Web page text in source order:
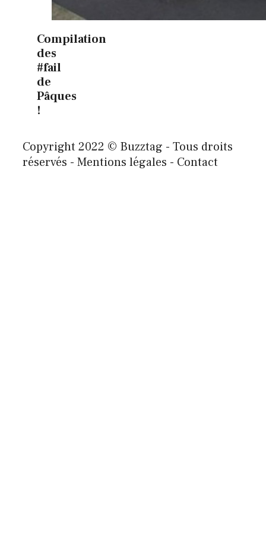
Compilation
des
#fail
de
Pâques
!
Copyright 2022 © Buzztag - Tous droits
réservés - Mentions légales - Contact